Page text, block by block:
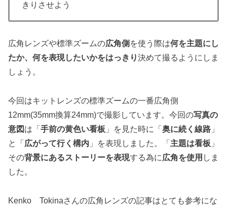
きりさせよう
広角レンズや標準ズームの広角側 を使う際は何を主題にし
たか、何を表現したいかをはっきり決めて撮るようにしま
しょう。
今回はキットレンズの標準ズームの一番広角側
12mm(35mm換算24mm)で撮影しています。今回の写真の
意図 は「 手前の黄色い看板 」を見た時に「 奥に続く線路 」
と「 広がって行く構内 」を表現しました。「 主題は看板 」
その背景にあるストーリーを表現する為に広角を使用 しま
した。
Kenko Tokinaさんの広角レンズの記事はとても参考にな